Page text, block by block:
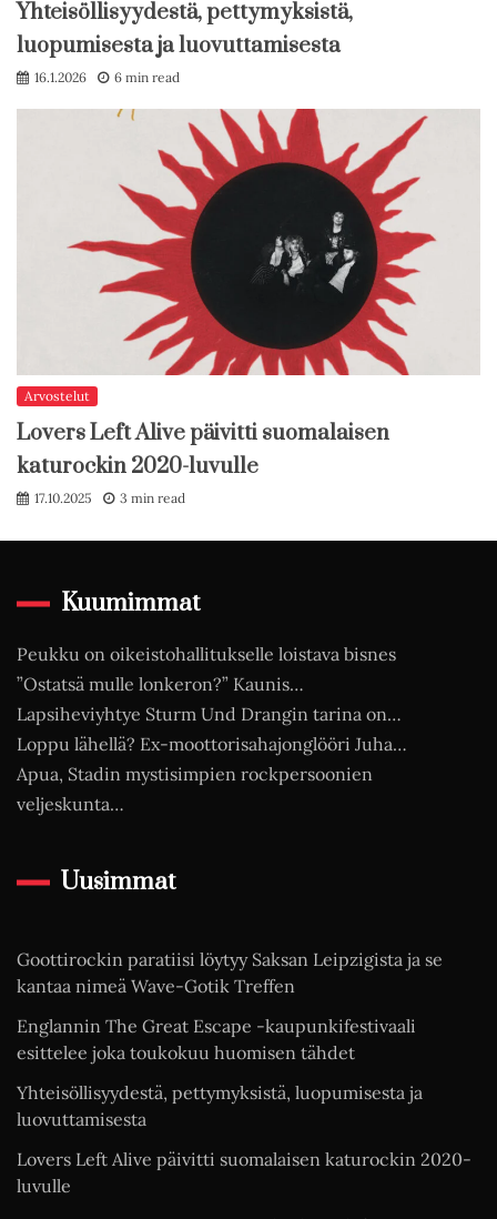
Yhteisöllisyydestä, pettymyksistä,
luopumisesta ja luovuttamisesta
16.1.2026 6 min read
Arvostelut
Lovers Left Alive päivitti suomalaisen
katurockin 2020-luvulle
17.10.2025 3 min read
Kuumimmat
Peukku on oikeistohallitukselle loistava bisnes
”Ostatsä mulle lonkeron?” Kaunis…
Lapsiheviyhtye Sturm Und Drangin tarina on…
Loppu lähellä? Ex-moottorisahajonglööri Juha…
Apua, Stadin mystisimpien rockpersoonien
veljeskunta…
Uusimmat
Goottirockin paratiisi löytyy Saksan Leipzigista ja se
kantaa nimeä Wave-Gotik Treffen
Englannin The Great Escape -kaupunkifestivaali
esittelee joka toukokuu huomisen tähdet
Yhteisöllisyydestä, pettymyksistä, luopumisesta ja
luovuttamisesta
Lovers Left Alive päivitti suomalaisen katurockin 2020-
luvulle